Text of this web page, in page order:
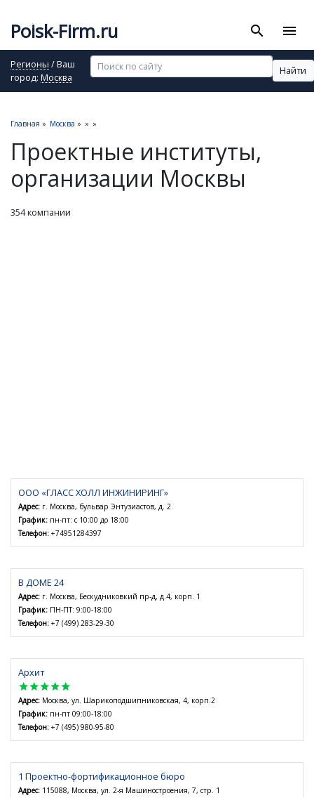
Poisk-Firm.ru search menu
Регионы / Ваш
город: Москва
Найти
Главная » Москва » » »
Проектные институты,
организации Москвы
354 компании
ООО «ГЛАСС ХОЛЛ ИНЖИНИРИНГ»
Адрес: г. Москва, бульвар Энтузиастов, д. 2
График: пн-пт: с 10:00 до 18:00
Телефон: +74951284397
В ДОМЕ 24
Адрес: г. Москва, Бескудниковкий пр-д, д.4, корп. 1
График: ПН-ПТ: 9:00-18:00
Телефон: +7 (499) 283-29-30
Архит
star
star
star
star
star
Адрес: Москва, ул. Шарикоподшипниковская, 4, корп.2
График: пн-пт 09:00-18:00
Телефон: +7 (495) 980-95-80
1 Проектно-фортификационное бюро
Адрес: 115088, Москва, ул. 2-я Машиностроения, 7, стр. 1